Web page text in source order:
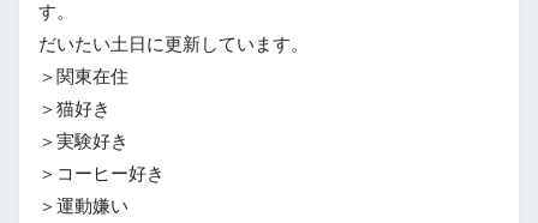
す。
だいたい土日に更新しています。
＞関東在住
＞猫好き
＞実験好き
＞コーヒー好き
＞運動嫌い